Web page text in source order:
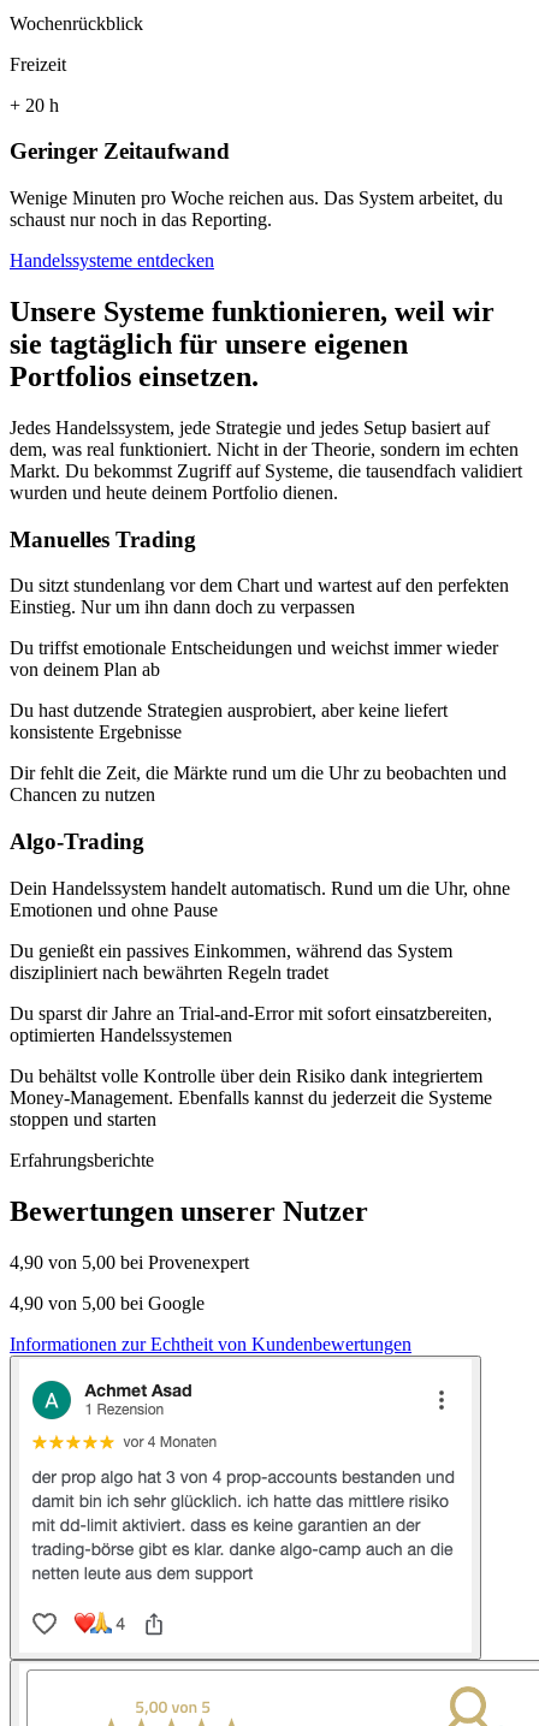
Wochenrückblick
Freizeit
+ 20 h
Geringer Zeitaufwand
Wenige Minuten pro Woche reichen aus. Das System arbeitet, du
schaust nur noch in das Reporting.
Handelssysteme entdecken
Unsere Systeme funktionieren, weil wir
sie tagtäglich für unsere eigenen
Portfolios einsetzen.
Jedes Handelssystem, jede Strategie und jedes Setup basiert auf
dem, was real funktioniert. Nicht in der Theorie, sondern im echten
Markt. Du bekommst Zugriff auf Systeme, die tausendfach validiert
wurden und heute deinem Portfolio dienen.
Manuelles Trading
Du sitzt stundenlang vor dem Chart und wartest auf den perfekten
Einstieg. Nur um ihn dann doch zu verpassen
Du triffst emotionale Entscheidungen und weichst immer wieder
von deinem Plan ab
Du hast dutzende Strategien ausprobiert, aber keine liefert
konsistente Ergebnisse
Dir fehlt die Zeit, die Märkte rund um die Uhr zu beobachten und
Chancen zu nutzen
Algo-Trading
Dein Handelssystem handelt automatisch. Rund um die Uhr, ohne
Emotionen und ohne Pause
Du genießt ein passives Einkommen, während das System
diszipliniert nach bewährten Regeln tradet
Du sparst dir Jahre an Trial-and-Error mit sofort einsatzbereiten,
optimierten Handelssystemen
Du behältst volle Kontrolle über dein Risiko dank integriertem
Money-Management. Ebenfalls kannst du jederzeit die Systeme
stoppen und starten
Erfahrungsberichte
Bewertungen unserer Nutzer
4,90 von 5,00 bei Provenexpert
4,90 von 5,00 bei Google
Informationen zur Echtheit von Kundenbewertungen